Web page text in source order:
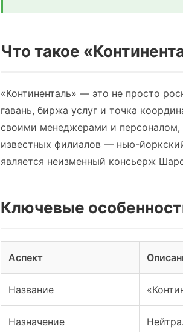
Что такое
«Континенталь» — это не просто
гавань, биржа услуг и точка
своими менеджерами и персоналом,
известных филиалов — нью-
является неизменный консьерж
Ключевые
Аспект
Название
Назначение